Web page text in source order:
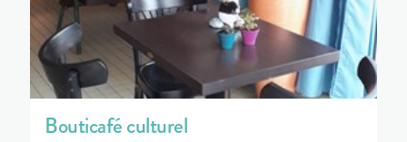
Bouticafé culturel